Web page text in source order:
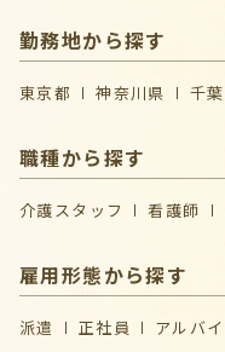
勤務地から探す
東京都 神奈川県 千
職種から探す
介護スタッフ 看護師
雇用形態から探す
派遣 正社員 アルバ